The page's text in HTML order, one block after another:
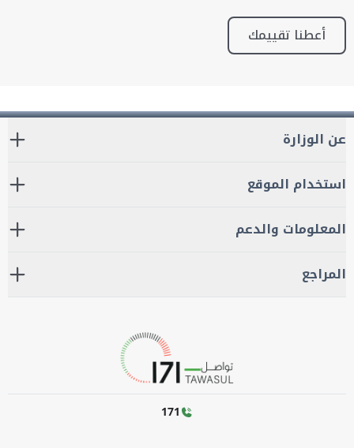
أعطنا تقييمك
عن الوزارة
استخدام الموقع
المعلومات والدعم
المراجع
171